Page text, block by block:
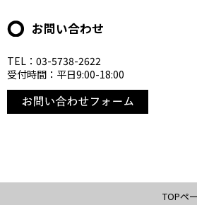
お問い合わせ
TEL：03-5738-2622
受付時間：平日9:00-18:00
TOPペ